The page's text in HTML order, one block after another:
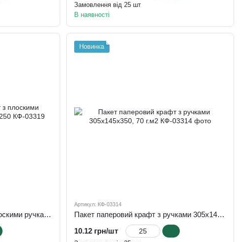
Замовлення від 25 шт
В наявності
Паперовий пакет крафт з плоскими ручками, 70 г/м.2, 260х180х250
Новинка
Артикул: КФ-03314
Пакет паперовий крафт з ручками 305х145х350, 70 г.м2
10.12 грн/шт